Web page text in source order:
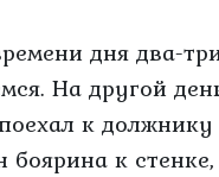
дня два-
На другой
к
боярина к